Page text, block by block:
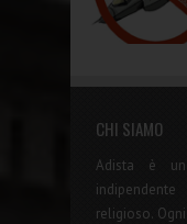
CHI SIAMO
Adista è un
religioso.